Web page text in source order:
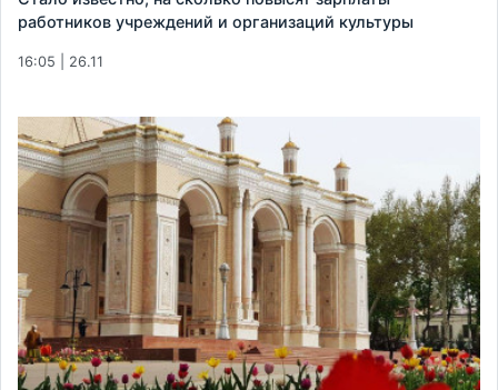
работников учреждений и организаций культуры
16:05 | 26.11